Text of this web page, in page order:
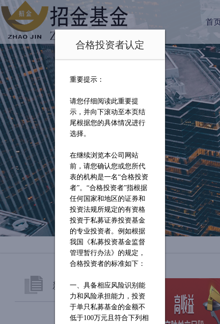
合格投资者认定
重要提示：
请您仔细阅读此重要提
示，并向下滚动至本页结
尾根据您的具体情况进行
选择。
在继续浏览本公司网站
前，请您确认您或您所代
表的机构是一名“合格投资
者”。“合格投资者”指根据
任何国家和地区的证券和
投资法规所规定的有资格
投资于私募证券投资基金
的专业投资者。例如根据
我国《私募投资基金监督
管理暂行办法》的规定，
合格投资者的标准如下：
一、具备相应风险识别能
力和风险承担能力，投资
于单只私募基金的金额不
低于100万元且符合下列相
首
新闻资讯
公司公告